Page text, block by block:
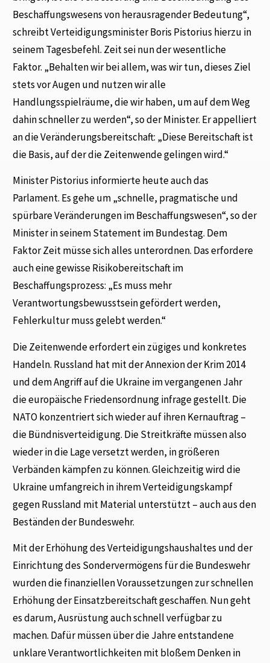
Beschaffungswesens von herausragender Bedeutung“,
schreibt Verteidigungsminister Boris Pistorius hierzu in
seinem Tagesbefehl. Zeit sei nun der wesentliche
Faktor. „Behalten wir bei allem, was wir tun, dieses Ziel
stets vor Augen und nutzen wir alle
Handlungsspielräume, die wir haben, um auf dem Weg
dahin schneller zu werden“, so der Minister. Er appelliert
an die Veränderungsbereitschaft: „Diese Bereitschaft ist
die Basis, auf der die Zeitenwende gelingen wird.“
Minister Pistorius informierte heute auch das
Parlament. Es gehe um „schnelle, pragmatische und
spürbare Veränderungen im Beschaffungswesen“, so der
Minister in seinem Statement im Bundestag. Dem
Faktor Zeit müsse sich alles unterordnen. Das erfordere
auch eine gewisse Risikobereitschaft im
Beschaffungsprozess: „Es muss mehr
Verantwortungsbewusstsein gefördert werden,
Fehlerkultur muss gelebt werden.“
Die Zeitenwende erfordert ein zügiges und konkretes
Handeln. Russland hat mit der Annexion der Krim 2014
und dem Angriff auf die Ukraine im vergangenen Jahr
die europäische Friedensordnung infrage gestellt. Die
NATO konzentriert sich wieder auf ihren Kernauftrag –
die Bündnisverteidigung. Die Streitkräfte müssen also
wieder in die Lage versetzt werden, in größeren
Verbänden kämpfen zu können. Gleichzeitig wird die
Ukraine umfangreich in ihrem Verteidigungskampf
gegen Russland mit Material unterstützt – auch aus den
Beständen der Bundeswehr.
Mit der Erhöhung des Verteidigungshaushaltes und der
Einrichtung des Sondervermögens für die Bundeswehr
wurden die finanziellen Voraussetzungen zur schnellen
Erhöhung der Einsatzbereitschaft geschaffen. Nun geht
es darum, Ausrüstung auch schnell verfügbar zu
machen. Dafür müssen über die Jahre entstandene
unklare Verantwortlichkeiten mit bloßem Denken in